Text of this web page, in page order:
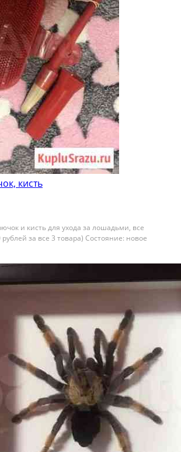
кисть
и кисть для ухода за лошадьми, все
за все 3 товара) Состояние: новое